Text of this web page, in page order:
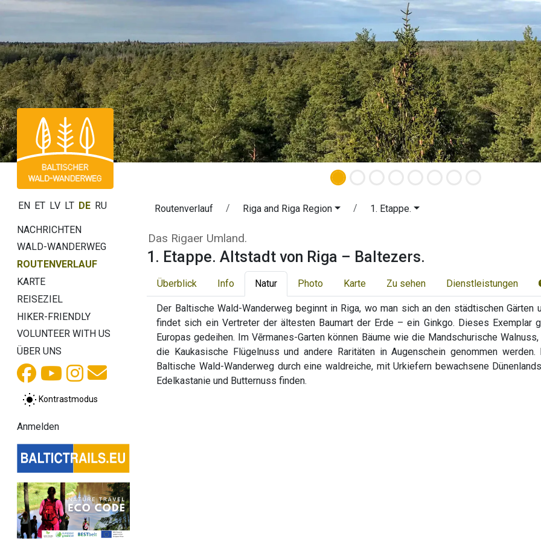
EN ET LV LT DE RU
NACHRICHTEN
WALD-WANDERWEG
ROUTENVERLAUF
KARTE
REISEZIEL
HIKER-FRIENDLY
VOLUNTEER WITH US
ÜBER UNS
Kontrastmodus
Anmelden
Routenverlauf Riga and Riga Region 1. Etappe.
1. Etappe. Altstadt von Riga – Baltezers. Das Rigaer
Das Rigaer Umland.
1. Etappe. Altstadt von Riga – Baltezers.
Überblick Info Natur Photo Karte Zu sehen Dienstleistungen
Der Baltische Wald-Wanderweg beginnt in Riga, wo man sich an den städtischen
findet sich ein Vertreter der ältesten Baumart der Erde – ein Ginkgo. Dieses
Europas gedeihen. Im Vērmanes-Garten können Bäume wie die Mandschurische
die Kaukasische Flügelnuss und andere Raritäten in Augenschein genommen
Baltische Wald-Wanderweg durch eine waldreiche, mit Urkiefern bewachsene
Edelkastanie und Butternuss finden.